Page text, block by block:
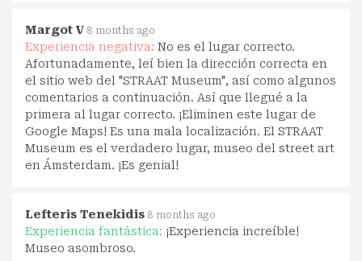
Margot V 8 months ago
Experiencia negativa: No es el lugar correcto.
Afortunadamente, leí bien la dirección correcta en
el sitio web del "STRAAT Museum", así como algunos
comentarios a continuación. Así que llegué a la
primera al lugar correcto. ¡Eliminen este lugar de
Google Maps! Es una mala localización. El STRAAT
Museum es el verdadero lugar, museo del street art
en Ámsterdam. ¡Es genial!
Lefteris Tenekidis 8 months ago
Experiencia fantástica: ¡Experiencia increíble!
Museo asombroso.